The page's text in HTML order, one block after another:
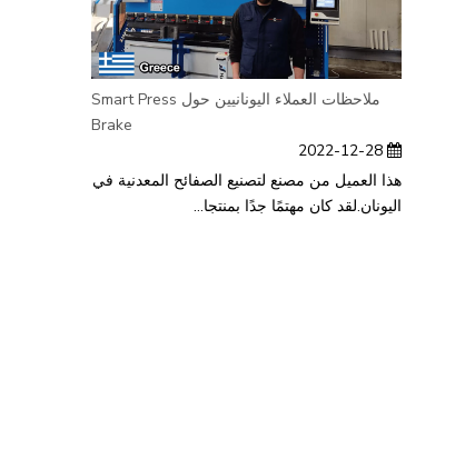
ملاحظات العملاء اليونانيين حول Smart Press
Brake
2022-12-28
هذا العميل من مصنع لتصنيع الصفائح المعدنية في
اليونان.لقد كان مهتمًا جدًا بمنتجا...